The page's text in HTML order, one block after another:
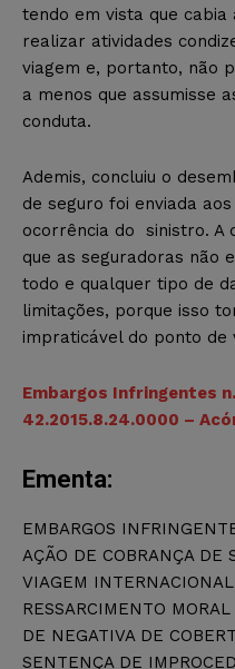
tendo em vista que cabia
realizar atividades
viagem e, portanto, não
a menos que assumisse
conduta.
Ademis, concluiu o
de seguro foi enviada
ocorrência do sinistro. A
que as seguradoras não
todo e qualquer tipo de
limitações, porque isso
impraticável do ponto de
Embargos Infringentes
42.2015.8.24.0000 –
Ementa:
EMBARGOS
AÇÃO DE COBRANÇA DE
VIAGEM
RESSARCIMENTO
DE NEGATIVA DE
SENTENÇA DE